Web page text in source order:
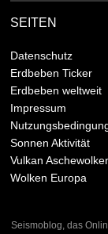
SEITEN
Datenschutz
Erdbeben Ticker
Erdbeben weltweit
Impressum
Sonnen Aktivität
Vulkan
Wolken Europa
Seismoblog, das